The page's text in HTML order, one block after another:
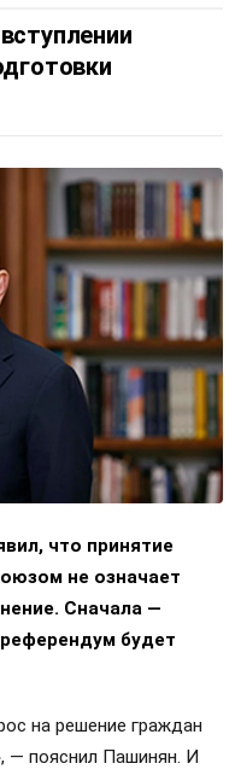
что принятие
не означает
Сначала —
будет
на решение граждан
— пояснил Пашинян. И